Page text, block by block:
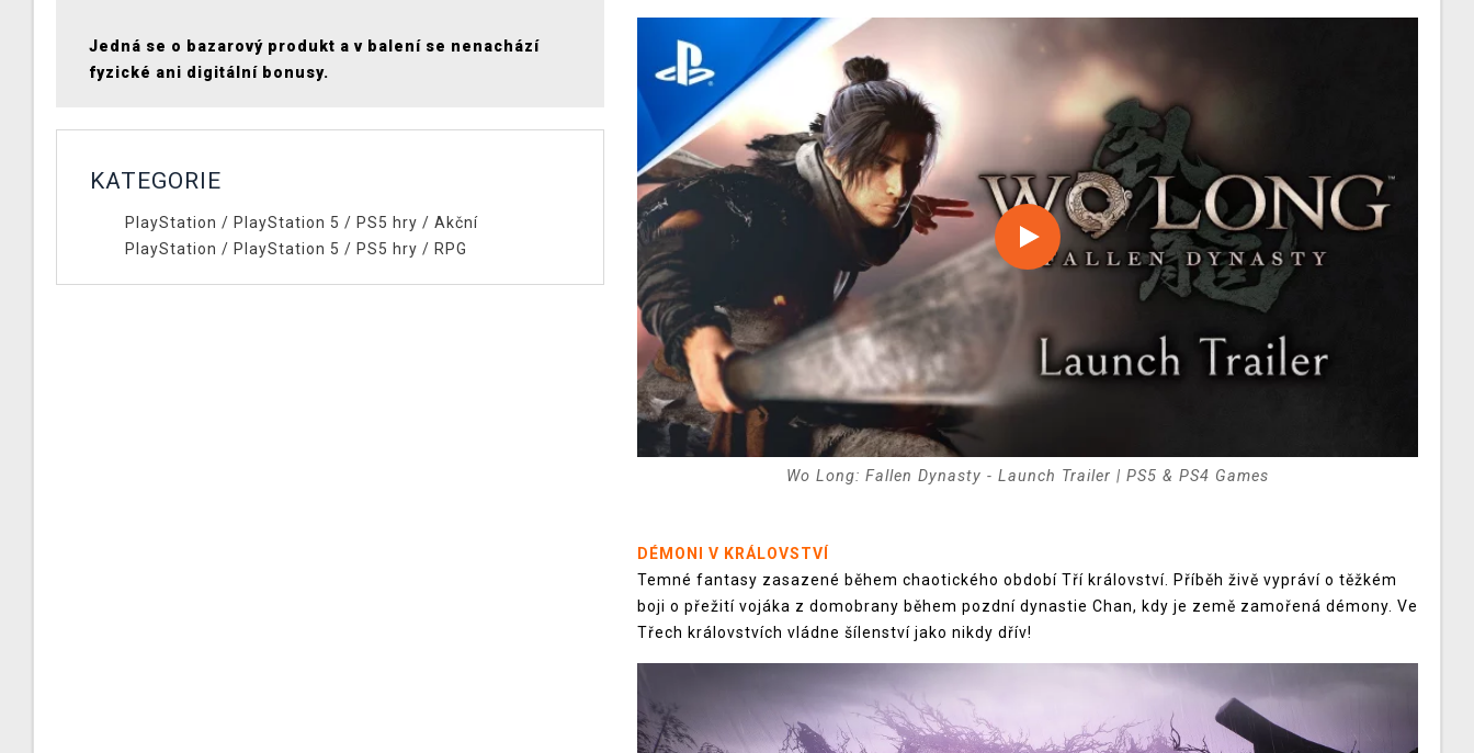
Jedná se o bazarový produkt a v balení se nenachází
fyzické ani digitální bonusy.
KATEGORIE
PlayStation / PlayStation 5 / PS5 hry / Akční
PlayStation / PlayStation 5 / PS5 hry / RPG
Wo Long: Fallen Dynasty - Launch Trailer | PS5 & PS4 Games
DÉMONI V KRÁLOVSTVÍ
Temné fantasy zasazené během chaotického období Tří království. Příběh živě vypráví o těžkém
boji o přežití vojáka z domobrany během pozdní dynastie Chan, kdy je země zamořená démony. Ve
Třech královstvích vládne šílenství jako nikdy dřív!